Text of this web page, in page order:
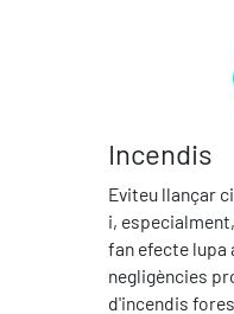
Incendis
Eviteu llançar
i,
fan efecte lupa
negligències
d'incendis